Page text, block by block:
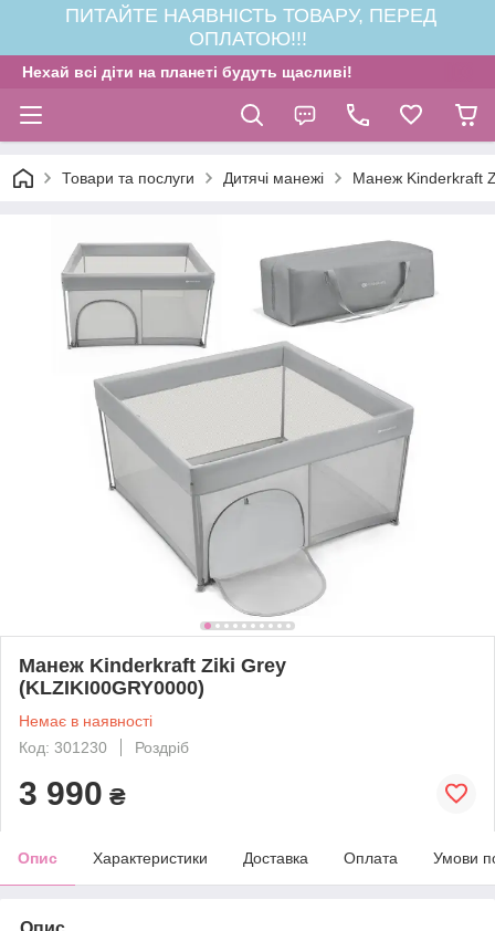
ПИТАЙТЕ НАЯВНІСТЬ ТОВАРУ, ПЕРЕД
ОПЛАТОЮ!!!
Нехай всі діти на планеті будуть щасливі!
Товари та послуги Дитячі манежі Манеж Kinderkraft
Манеж Kinderkraft Ziki Grey
(KLZIKI00GRY0000)
Немає в наявності
Код: 301230
Роздріб
3 990 ₴
Опис Характеристики Доставка Оплата Умови